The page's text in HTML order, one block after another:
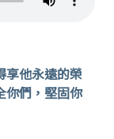
享他永遠的榮
你們，堅固你